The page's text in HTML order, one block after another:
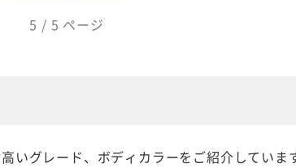
5 / 5 ページ
いグレード、ボディカラーをご紹介してい